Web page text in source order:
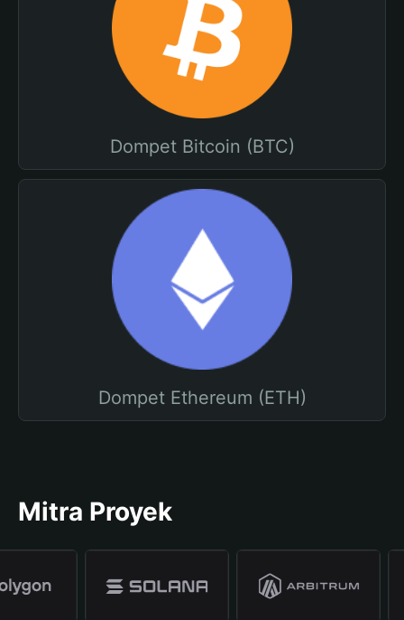
Dompet Bitcoin (BTC)
Dompet Ethereum (ETH)
Mitra Proyek